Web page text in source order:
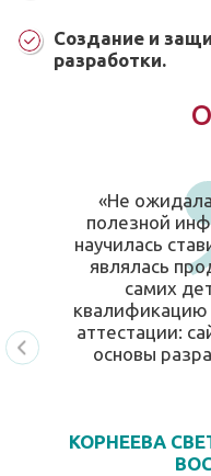
Создание и
разработки.
«Не
полезной
научилась
являлась
самих
квалификацию
аттестации:
основы
КОРНЕЕВА